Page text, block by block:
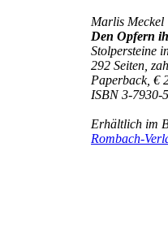
Marlis Meckel
Den Opfern
Stolpersteine
292 Seiten,
Paperback, €
ISBN 3-7930-
Erhältlich im
Rombach-